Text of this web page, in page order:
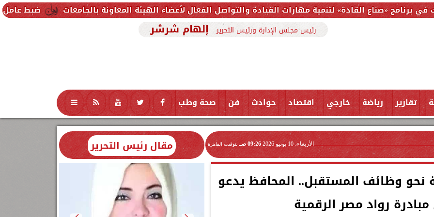
ضبط عامل يدير صفحة لبيع الأسلحة لتنمية مهارات القيادة والتواصل الفعال لأعضاء الهيئة المعاونة بالجامعات
رئيس مجلس الإدارة ورئيس التحرير إلهام شرشر
تقارير رياضة خارجي اقتصاد حوادث فن صحة وطب تكنولوجيا منوعات محافظات
الأربعاء، 10 يونيو 2026 09:26 صـ بتوقيت القاهرة
نحو وظائف المستقبل.. المحافظ يدعو
رواد مصر الرقمية
مقال رئيس التحرير